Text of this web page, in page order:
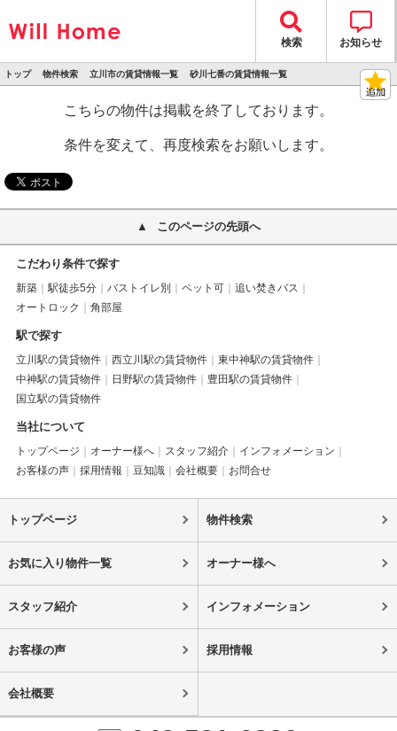
検索 お知らせ
トップ 物件検索 立川市の賃貸情報一覧 砂川七番の賃貸情報一覧
こちらの物件は掲載を終了しております。
条件を変えて、再度検索をお願いします。
このページの先頭へ
こだわり条件で探す
新築 駅徒歩5分 バストイレ別 ペット可
追い焚きバス
オートロック
角部屋
駅で探す
立川駅の賃貸物件 西立川駅の賃貸物件
東中神駅の賃貸物件
中神駅の賃貸物件
日野駅の賃貸物件
豊田駅の賃貸物件
国立駅の賃貸物件
当社について
トップページ オーナー様へ スタッフ紹介
インフォメーション
お客様の声
採用情報 豆知識 会社概要 お問合せ
トップページ 物件検索
お気に入り物件一覧 オーナー様へ
スタッフ紹介 インフォメーション
お客様の声 採用情報
会社概要